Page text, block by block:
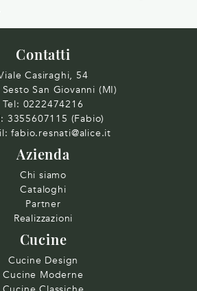
Contatti
Casiraghi, 54
San Giovanni (MI)
Tel: 0222474216
3355607115 (Fabio)
fabio.resnati@alice.it
Azienda
Chi siamo
Cataloghi
Partner
Realizzazioni
Cucine
Cucine Design
Cucine Moderne